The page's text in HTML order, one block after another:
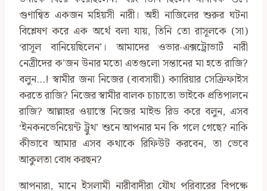
গুণান্বিত একজন মহিয়সী নারী। অহী নাজিলের শুরুর ঘটনা
বিশ্লেষণ করে এক অর্থে বলা যায়, তিনি তো রাসূলকে (সা)
‘রাসূল বানিয়েছিলেন’। আমাদের ওভার-এক্সট্রোভার্ট নারী
নেত্রীদের ক’জন উনার মতো এতগুলো সন্তানের মা হতে রাজি?
বলুন…! স্বামীর জন্য নিজের (ব্যবসায়ী) ক্যারিয়ার সেক্রিফাইস
করতে রাজি? নিজের স্বামীর বালক চাচাতো ভাইকে প্রতিপালনে
রাজি? আল্লাহর ওয়াস্তে নিজের মাইন্ড রিড করে বলুন, এসব
‘ইনকনভেনিয়েন্ট ট্রুথ’ শুনে আপনার মন কি গলে গেছে? নাকি
কীভাবে আমার এসব কথাকে রিফিউট করবেন, তা ভেবে
আকুলতা বোধ করছন?
আপনারা, মানে ইসলামী নারীবাদীরা যৌথ পরিবারের বিপক্ষে